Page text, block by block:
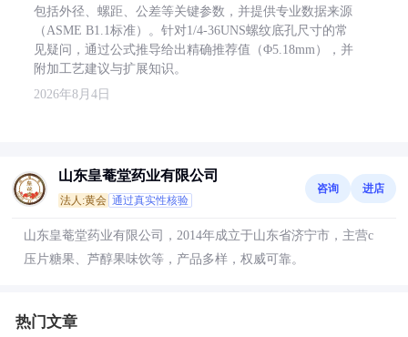
包括外径、螺距、公差等关键参数，并提供专业数据来源
（ASME B1.1标准）。针对1/4-36UNS螺纹底孔尺寸的常
见疑问，通过公式推导给出精确推荐值（Φ5.18mm），并
附加工艺建议与扩展知识。
2026年8月4日
山东皇菴堂药业有限公司
法人:黄会 通过真实性核验
咨询 进店
山东皇菴堂药业有限公司，2014年成立于山东省济宁市，主营c
压片糖果、芦醇果味饮等，产品多样，权威可靠。
热门文章